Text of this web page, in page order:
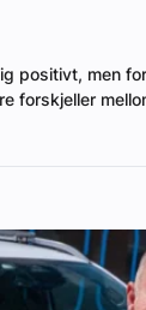
positivt, men
forskjeller